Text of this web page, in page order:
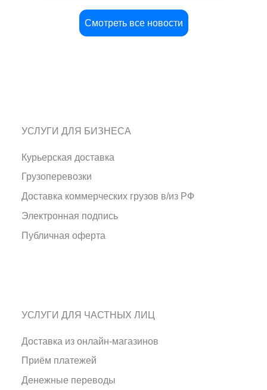
Смотреть все новости
УСЛУГИ ДЛЯ БИЗНЕСА
Курьерская доставка
Грузоперевозки
Доставка коммерческих грузов в/из РФ
Электронная подпись
Публичная оферта
УСЛУГИ ДЛЯ ЧАСТНЫХ ЛИЦ
Доставка из онлайн-магазинов
Приём платежей
Денежные переводы